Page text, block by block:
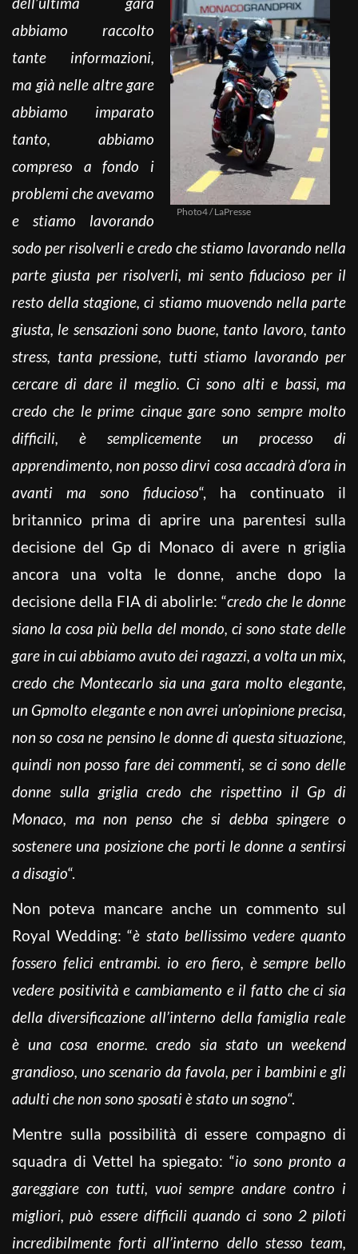
Photo4 / LaPresse
abbiamo raccolto
tante informazioni,
ma già nelle altre gare
abbiamo imparato
tanto, abbiamo
compreso a fondo i
problemi che avevamo
e stiamo lavorando
sodo per risolverli e credo che stiamo lavorando nella
parte giusta per risolverli, mi sento fiducioso per il
resto della stagione, ci stiamo muovendo nella parte
giusta, le sensazioni sono buone, tanto lavoro, tanto
stress, tanta pressione, tutti stiamo lavorando per
cercare di dare il meglio. Ci sono alti e bassi, ma
credo che le prime cinque gare sono sempre molto
difficili, è semplicemente un processo di
apprendimento, non posso dirvi cosa accadrà d’ora in
avanti ma sono fiducioso“, ha continuato il
britannico prima di aprire una parentesi sulla
decisione del Gp di Monaco di avere n griglia
ancora una volta le donne, anche dopo la
decisione della FIA di abolirle: “credo che le donne
siano la cosa più bella del mondo, ci sono state delle
gare in cui abbiamo avuto dei ragazzi, a volta un mix,
credo che Montecarlo sia una gara molto elegante,
un Gpmolto elegante e non avrei un’opinione precisa,
non so cosa ne pensino le donne di questa situazione,
quindi non posso fare dei commenti, se ci sono delle
donne sulla griglia credo che rispettino il Gp di
Monaco, ma non penso che si debba spingere o
sostenere una posizione che porti le donne a sentirsi
a disagio“.
Non poteva mancare anche un commento sul
Royal Wedding: “è stato bellissimo vedere quanto
fossero felici entrambi. io ero fiero, è sempre bello
vedere positività e cambiamento e il fatto che ci sia
della diversificazione all’interno della famiglia reale
è una cosa enorme. credo sia stato un weekend
grandioso, uno scenario da favola, per i bambini e gli
adulti che non sono sposati è stato un sogno“.
Mentre sulla possibilità di essere compagno di
squadra di Vettel ha spiegato: “io sono pronto a
gareggiare con tutti, vuoi sempre andare contro i
migliori, può essere difficili quando ci sono 2 piloti
incredibilmente forti all’interno dello stesso team,